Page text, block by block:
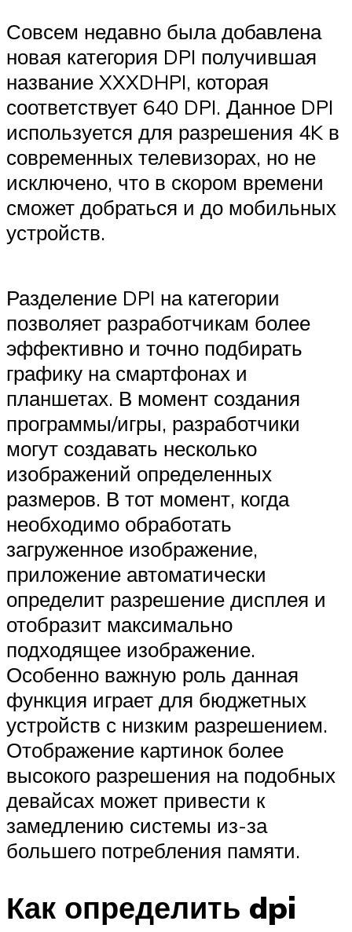
Совсем недавно была добавлена
новая категория DPI получившая
название XXXDHPI, которая
соответствует 640 DPI. Данное DPI
используется для разрешения 4K в
современных телевизорах, но не
исключено, что в скором времени
сможет добраться и до мобильных
устройств.
Разделение DPI на категории
позволяет разработчикам более
эффективно и точно подбирать
графику на смартфонах и
планшетах. В момент создания
программы/игры, разработчики
могут создавать несколько
изображений определенных
размеров. В тот момент, когда
необходимо обработать
загруженное изображение,
приложение автоматически
определит разрешение дисплея и
отобразит максимально
подходящее изображение.
Особенно важную роль данная
функция играет для бюджетных
устройств с низким разрешением.
Отображение картинок более
высокого разрешения на подобных
девайсах может привести к
замедлению системы из-за
большего потребления памяти.
Как определить dpi